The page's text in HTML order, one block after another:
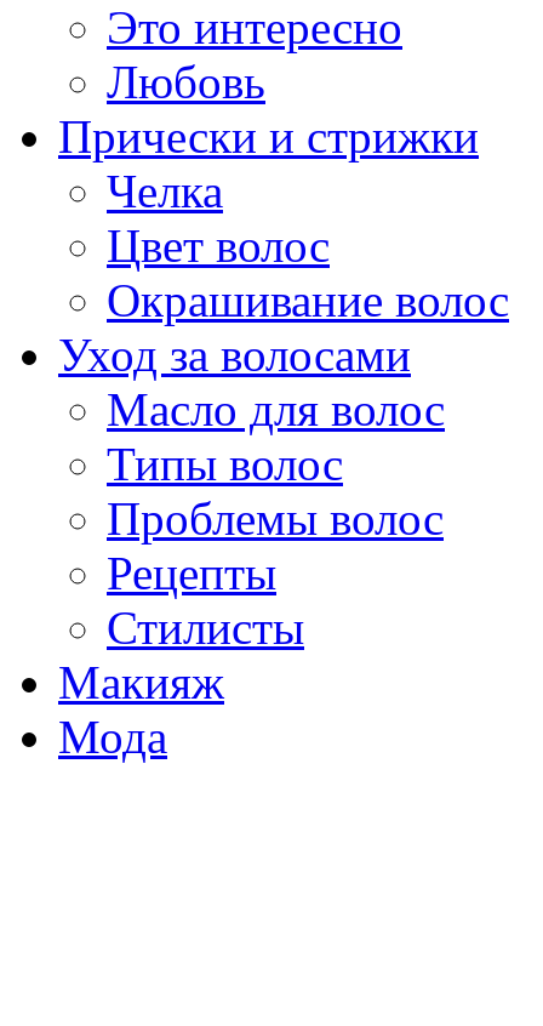
Это интересно
Любовь
Прически и стрижки
Челка
Цвет волос
Окрашивание волос
Уход за волосами
Масло для волос
Типы волос
Проблемы волос
Рецепты
Стилисты
Макияж
Мода